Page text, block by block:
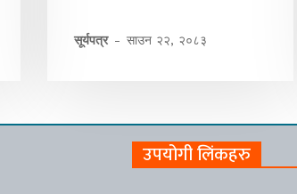
सूर्यपत्र - साउन २२, २०८३
उपयोगी लिंकहरु